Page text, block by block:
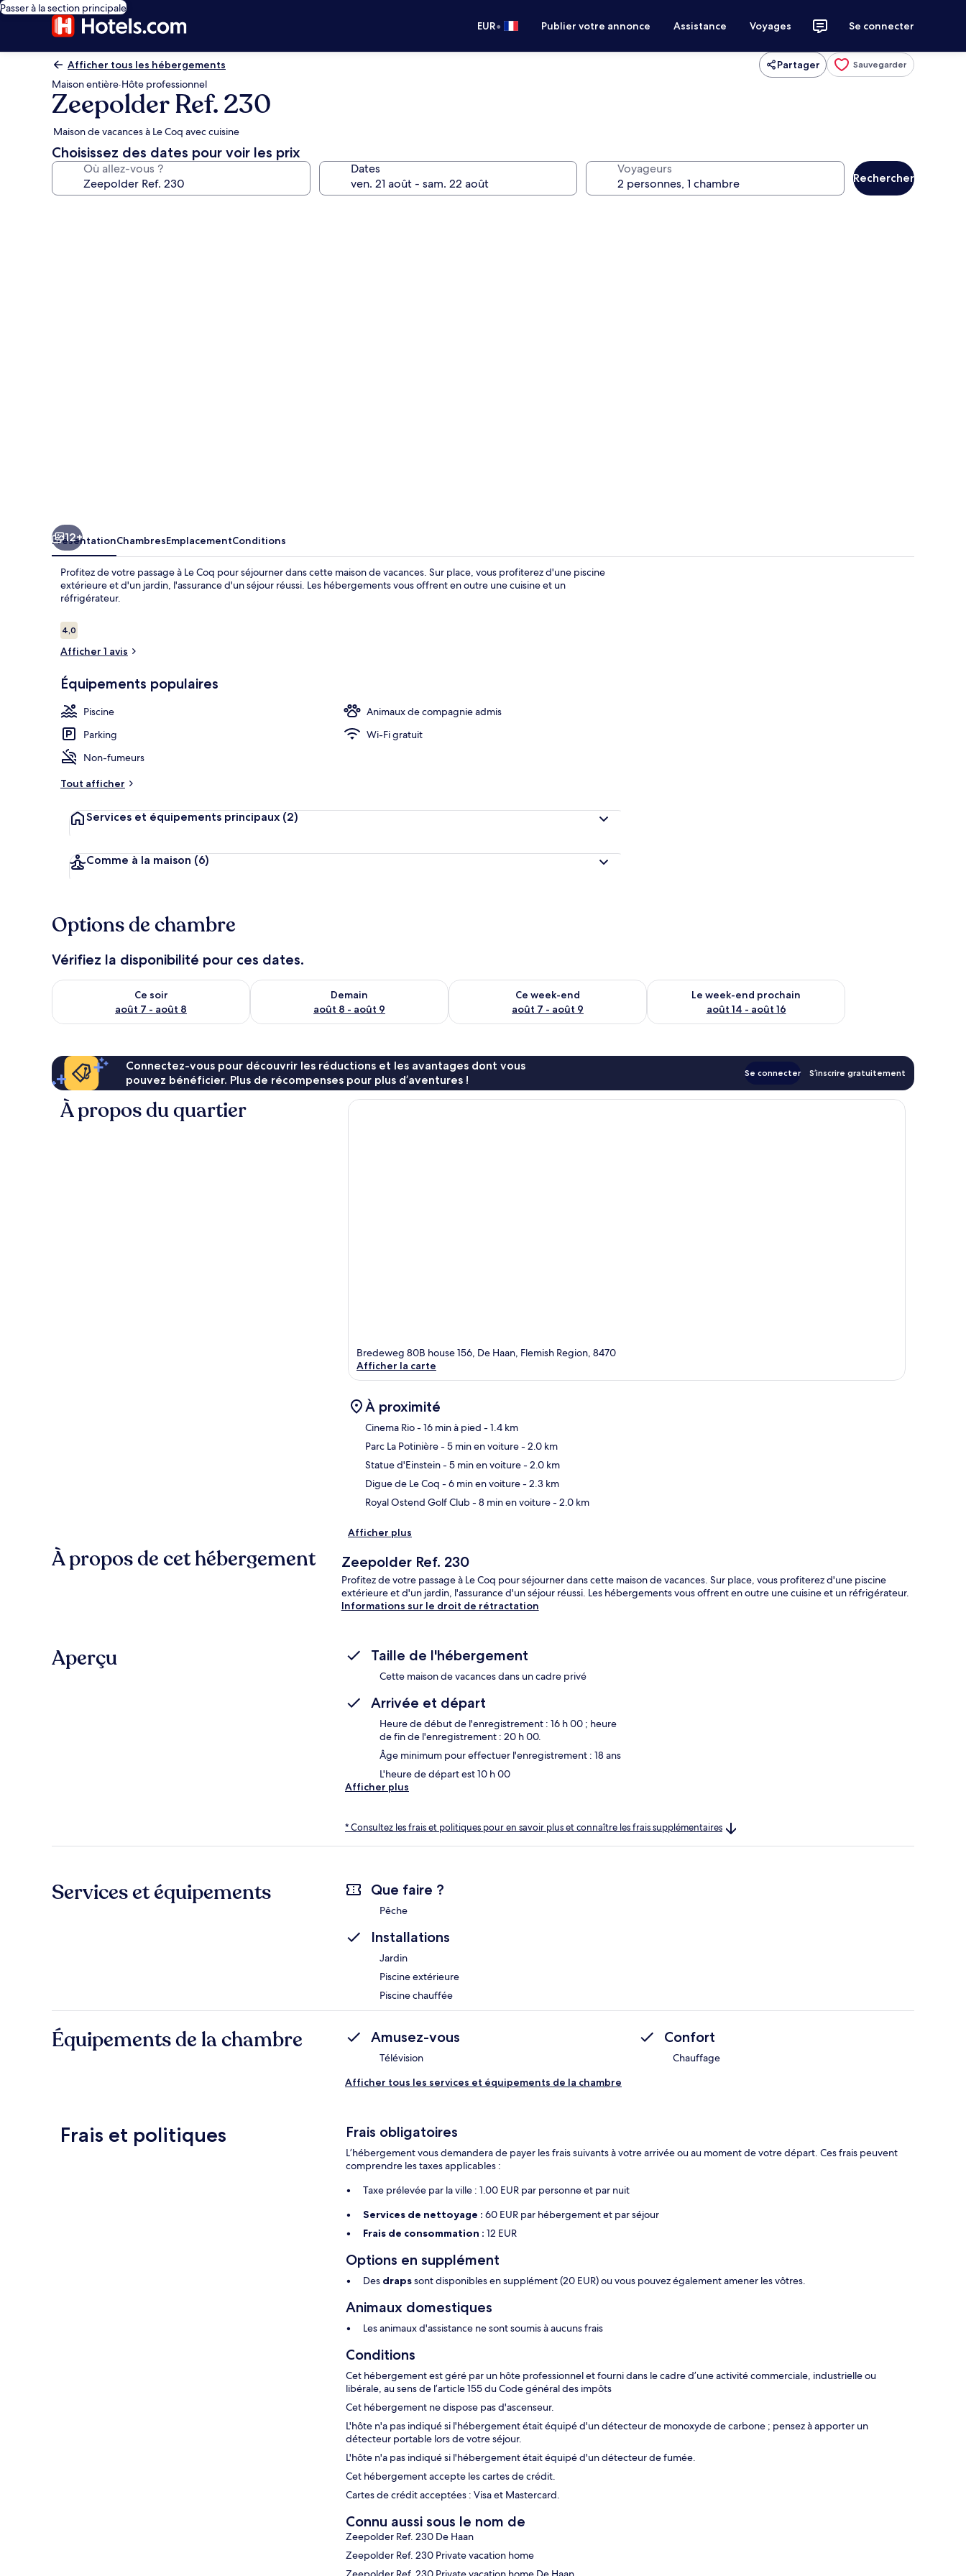
Passer à la section principale
EUR• Publier votre annonce Assistance Voyages Se connecter
Afficher tous les hébergements Partager Sauvegarder
Maison entière·Hôte professionnel
Zeepolder Ref. 230
Maison de vacances à Le Coq avec cuisine
Choisissez des dates pour voir les prix
Où allez-vous ? Dates Voyageurs
Rechercher
12+
PrésentationChambresEmplacementConditions
Profitez de votre passage à Le Coq pour séjourner dans cette maison de vacances. Sur place, vous profiterez d'une piscine
extérieure et d'un jardin, l'assurance d'un séjour réussi. Les hébergements vous offrent en outre une cuisine et un
réfrigérateur.
Avis
voyageurs
4,04,0 sur 10
Afficher 1 avis
Équipements populaires
Piscine
Animaux de compagnie admis
Parking
Wi-Fi gratuit
Non-fumeurs
Tout afficher
Services et équipements principaux (2)
Comme à la maison (6)
Options de chambre
Vérifiez la disponibilité pour ces dates.
Ce soir
août 7 - août 8
Vérifier la disponibilité pour ce soir août 7 - août 8
Demain
août 8 - août 9
Vérifier la disponibilité pour demain août 8 - août 9
Ce week-end
août 7 - août 9
Vérifier la disponibilité pour ce week-end août 7 - août 9
Le week-end prochain
août 14 - août 16
Vérifier la disponibilité pour le week-end prochain août 14 -
Connectez-vous pour découvrir les réductions et les avantages dont vous
pouvez bénéficier. Plus de récompenses pour plus d’aventures !
Se connecter S’inscrire gratuitement
À propos du quartier
Bredeweg 80B house 156, De Haan, Flemish Region, 8470
Afficher la carte
À proximité
Cinema Rio- 16 min à pied - 1.4 km
Parc La Potinière- 5 min en voiture- 2.0 km
Statue d'Einstein- 5 min en voiture- 2.0 km
Digue de Le Coq - 6 min en voiture- 2.3 km
Royal Ostend Golf Club- 8 min en voiture- 2.0 km
Afficher plus
À propos de cet hébergement Zeepolder Ref. 230
Profitez de votre passage à Le Coq pour séjourner dans cette maison de vacances. Sur place, vous profiterez d'une piscine
extérieure et d'un jardin, l'assurance d'un séjour réussi. Les hébergements vous offrent en outre une cuisine et un réfrigérateur.
Informations sur le droit de rétractation
Aperçu Taille de l'hébergement
Cette maison de vacances dans un cadre privé
Arrivée et départ
Heure de début de l'enregistrement : 16 h 00 ; heure
de fin de l'enregistrement : 20 h 00.
Âge minimum pour effectuer l'enregistrement : 18 ans
L'heure de départ est 10 h 00
Afficher plus
* Consultez les frais et politiques pour en savoir plus et connaître les frais supplémentaires
Services et équipements Que faire ?
Pêche
Installations
Jardin
Piscine extérieure
Piscine chauffée
Équipements de la chambre Amusez-vous
Télévision
Confort
Chauffage
Afficher tous les services et équipements de la chambre
Frais et politiques Frais obligatoires
L’hébergement vous demandera de payer les frais suivants à votre arrivée ou au moment de votre départ. Ces frais peuvent
comprendre les taxes applicables :
Taxe prélevée par la ville : 1.00 EUR par personne et par nuit
Services de nettoyage : 60 EUR par hébergement et par séjour
Frais de consommation : 12 EUR
Options en supplément
Des drapssont disponibles en supplément (20 EUR) ou vous pouvez également amener les vôtres.
Animaux domestiques
Les animaux d'assistance ne sont soumis à aucuns frais
Conditions
Cet hébergement est géré par un hôte professionnel et fourni dans le cadre d’une activité commerciale, industrielle ou
libérale, au sens de l’article 155 du Code général des impôts
Cet hébergement ne dispose pas d'ascenseur.
L'hôte n'a pas indiqué si l'hébergement était équipé d'un détecteur de monoxyde de carbone ; pensez à apporter un
détecteur portable lors de votre séjour.
L'hôte n'a pas indiqué si l'hébergement était équipé d'un détecteur de fumée.
Cet hébergement accepte les cartes de crédit.
Cartes de crédit acceptées : Visa et Mastercard.
Connu aussi sous le nom de
Zeepolder Ref. 230 De Haan
Zeepolder Ref. 230 Private vacation home